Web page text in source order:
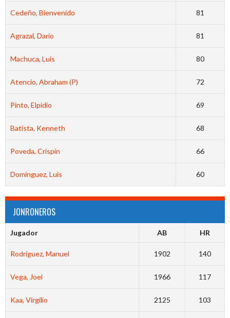
Cedeño, Bienvenido 81
Agrazal, Dario 81
Machuca, Luis 80
Atencio, Abraham (P) 72
Pinto, Elpidio 69
Batista, Kenneth 68
Poveda, Crispín 66
Dominguez, Luis 60
JONRONEROS
Jugador AB HR
Rodríguez, Manuel 1902 140
Vega, Joel 1966 117
Kaa, Virgilio 2125 103